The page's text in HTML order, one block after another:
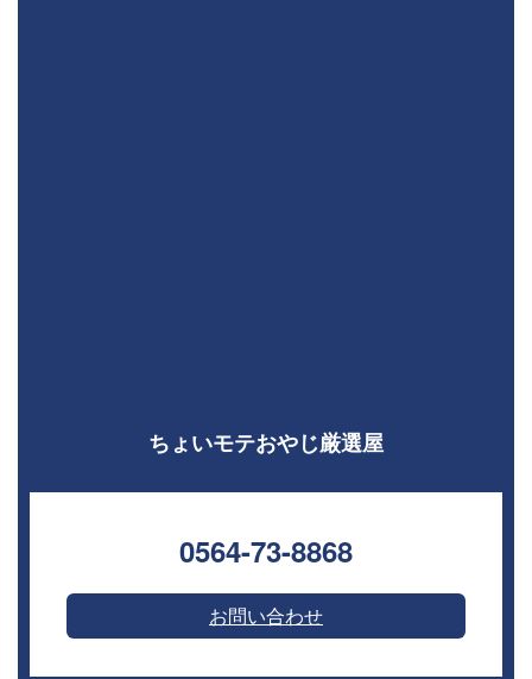
ちょいモテおやじ厳選屋
0564-73-8868⁣
お問い合わせ